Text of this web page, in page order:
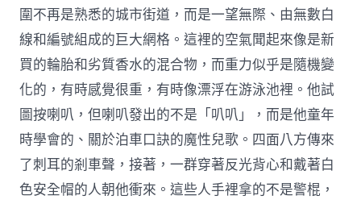
圍不再是熟悉的城市街道，而是一望無際、由無數白
線和編號組成的巨大網格。這裡的空氣聞起來像是新
買的輪胎和劣質香水的混合物，而重力似乎是隨機變
化的，有時感覺很重，有時像漂浮在游泳池裡。他試
圖按喇叭，但喇叭發出的不是「叭叭」，而是他童年
時學會的、關於泊車口訣的魔性兒歌。四面八方傳來
了刺耳的剎車聲，接著，一群穿著反光背心和戴著白
色安全帽的人朝他衝來。這些人手裡拿的不是警棍，